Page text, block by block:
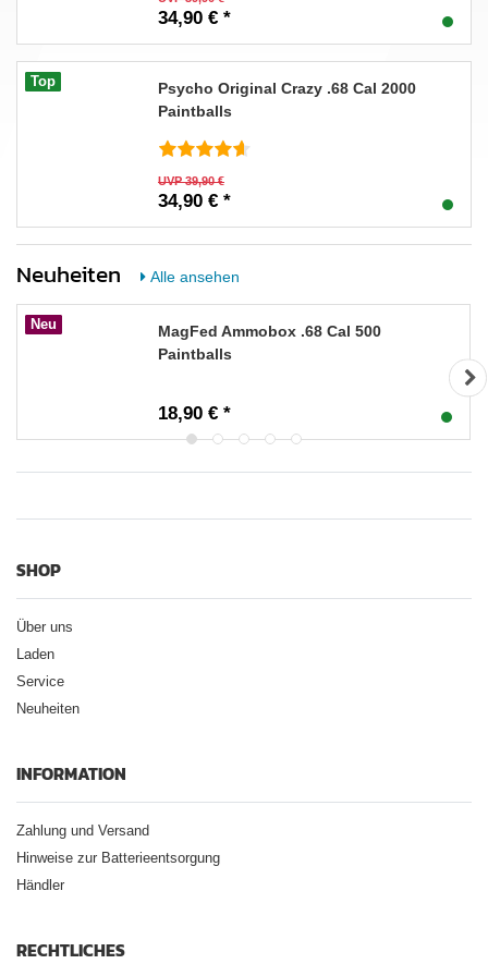
34,90 € *
Top
Psycho Original Crazy .68 Cal 2000
Paintballs
UVP 39,90 €
34,90 € *
Neuheiten Alle ansehen
Neu
MagFed Ammobox .68 Cal 500
Paintballs
18,90 € *
SHOP
Über uns
Laden
Service
Neuheiten
INFORMATION
Zahlung und Versand
Hinweise zur Batterieentsorgung
Händler
RECHTLICHES